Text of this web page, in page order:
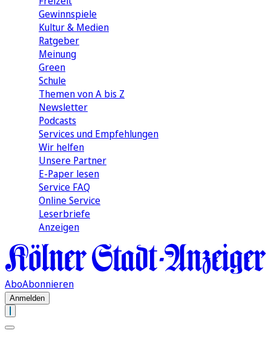
Gewinnspiele
Kultur & Medien
Ratgeber
Meinung
Green
Schule
Themen von A bis Z
Newsletter
Podcasts
Services und Empfehlungen
Wir helfen
Unsere Partner
E-Paper lesen
Service FAQ
Online Service
Leserbriefe
Anzeigen
AboAbonnieren
Anmelden